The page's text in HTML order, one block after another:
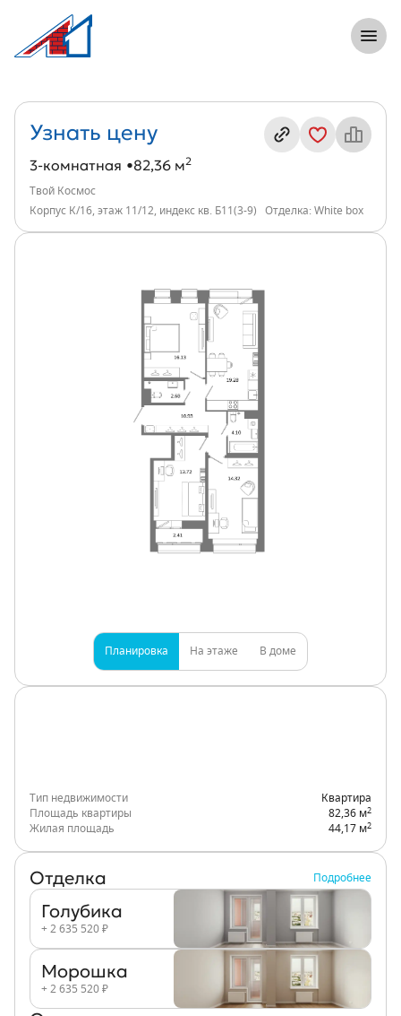
3-комнатная, 82 м², ЖК Твой Космос,
Информация о квартире
Узнать цену
3-комнатная 82,36 м2
Твой Космос
Корпус К/16, этаж 11/12, индекс кв. Б11(3-9)
Отделка: White box
Планировка На этаже В доме
Тип недвижимости
Квартира
Площадь квартиры
82,36 м2
Жилая площадь 44,17 м2
Отделка Подробнее
Голубика
+ 2 635 520 ₽
Морошка
+ 2 635 520 ₽